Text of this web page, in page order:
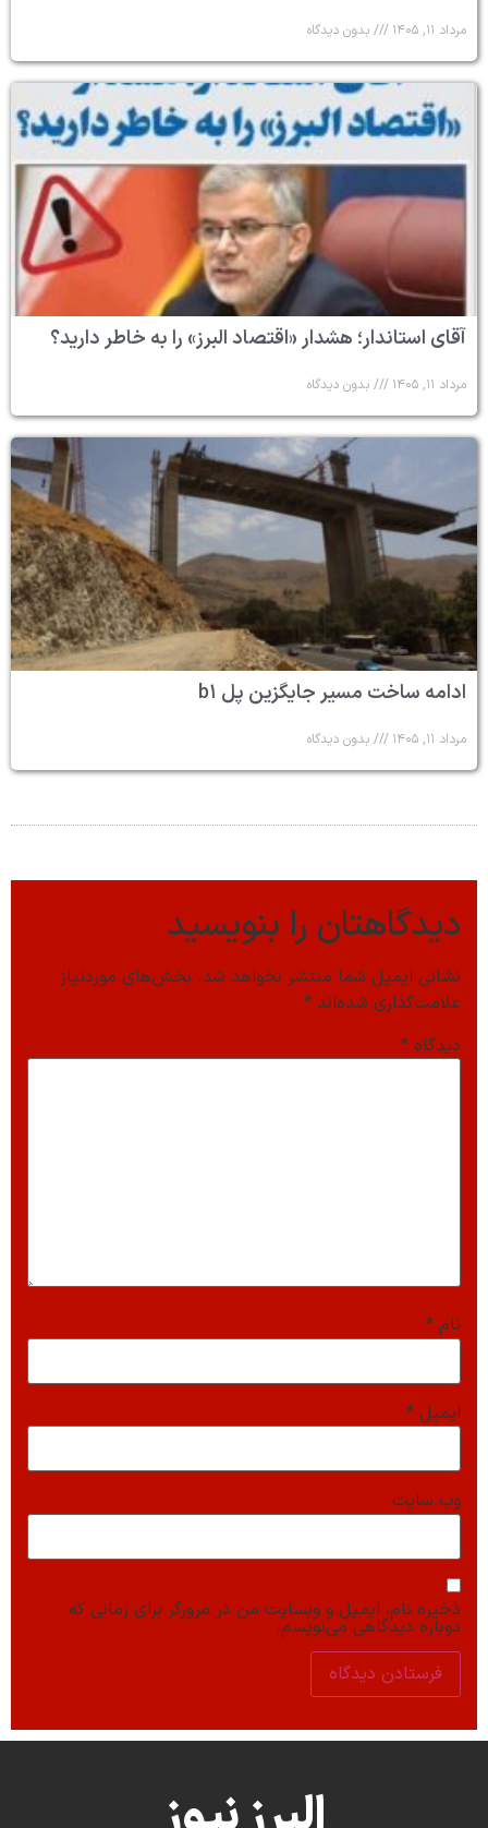
مرداد ۱۱, ۱۴۰۵ بدون دیدگاه
آقای استاندار؛ هشدار «اقتصاد البرز» را به خاطر دارید؟
مرداد ۱۱, ۱۴۰۵ بدون دیدگاه
ادامه ساخت مسیر جایگزین پل b۱
مرداد ۱۱, ۱۴۰۵ بدون دیدگاه
دیدگاهتان را بنویسید
نشانی ایمیل شما منتشر نخواهد شد. بخش‌های موردنیاز
علامت‌گذاری شده‌اند *
دیدگاه *
نام *
ایمیل *
وب‌ سایت
ذخیره نام، ایمیل و وبسایت من در مرورگر برای زمانی که
دوباره دیدگاهی می‌نویسم.